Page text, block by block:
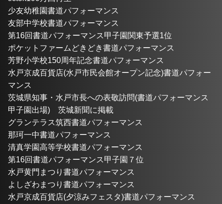
少友幼稚園書道パフォーマンス
友部中学校書道パフォーマンス
第16回書道パフォーマンス甲子園関東予選1位
ポケットファームどきどき書道パフォーマンス
芳野小学校150周年記念書道パフォーマンス
水戸京成百貨店(水戸市民会館オープン記念)書道パフォー
マンス
茨城県知事・水戸市長への表敬訪問(書道パフォーマンス
甲子園出場)　茨城新聞に掲載
グランテラス筑西書道パフォーマンス
那珂一中書道パフォーマンス
清真学園高等学校書道パフォーマンス
第16回書道パフォーマンス甲子園７位
水戸黄門まつり書道パフォーマンス
よしざわまつり書道パフォーマンス
水戸京成百貨店(夕涼みフェスタ)書道パフォーマンス